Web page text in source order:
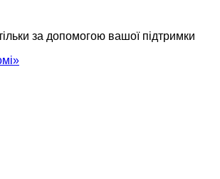
за допомогою вашої підтримки